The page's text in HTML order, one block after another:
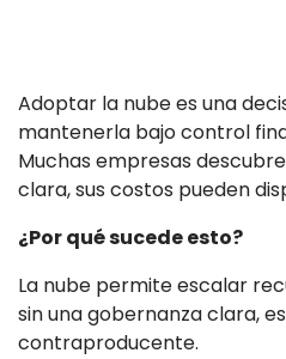
Adoptar la nube es una
mantenerla bajo control
Muchas empresas
clara, sus costos pueden
¿Por qué sucede esto?
La nube permite escalar
sin una gobernanza clara,
contraproducente.